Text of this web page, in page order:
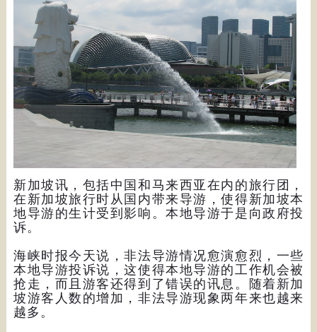
新加坡讯，包括中国和马来西亚在内的旅行团，
在新加坡旅行时从国内带来导游，使得新加坡本
地导游的生计受到影响。本地导游于是向政府投
诉。
海峡时报今天说，非法导游情况愈演愈烈，一些
本地导游投诉说，这使得本地导游的工作机会被
抢走，而且游客还得到了错误的讯息。随着新加
坡游客人数的增加，非法导游现象两年来也越来
越多。